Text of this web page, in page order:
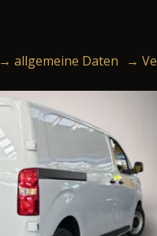
→ allgemeine Daten →